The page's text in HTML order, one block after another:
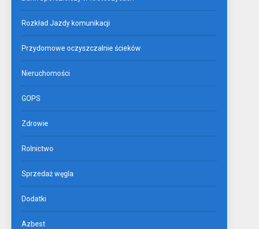
Rozkład Jazdy komunikacji
Przydomowe oczyszczalnie ścieków
Nieruchomości
GOPS
Zdrowie
Rolnictwo
Sprzedaż węgla
Dodatki
Azbest